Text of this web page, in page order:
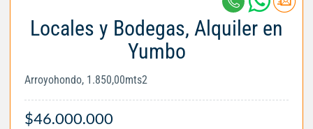
Locales y Bodegas, Alquiler en
Yumbo
Arroyohondo, 1.850,00mts2
$46.000.000